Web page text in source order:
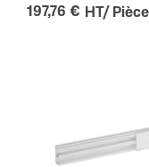
197,76 € HT/ Pièce